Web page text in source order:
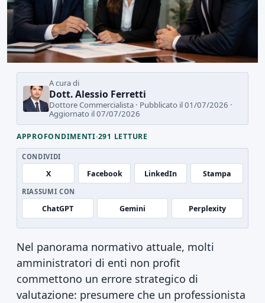
A cura di
Dott. Alessio Ferretti
Dottore Commercialista · Pubblicato il 01/07/2026 ·
Aggiornato il 07/07/2026
APPROFONDIMENTI·291 LETTURE
CONDIVIDI
X Facebook LinkedIn Stampa
RIASSUMI CON
ChatGPT Gemini Perplexity
Nel panorama normativo attuale, molti
amministratori di enti non profit
commettono un errore strategico di
valutazione: presumere che un professionista